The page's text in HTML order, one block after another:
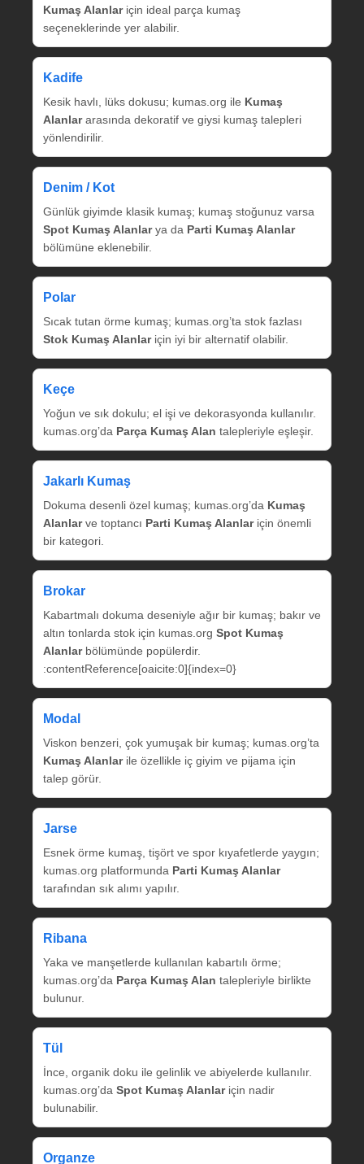
Kumaş Alanlariçin ideal parça kumaş
seçeneklerinde yer alabilir.
Kadife
Kesik havlı, lüks dokusu; kumas.org ile Kumaş
Alanlararasında dekoratif ve giysi kumaş talepleri
yönlendirilir.
Denim / Kot
Günlük giyimde klasik kumaş; kumaş stoğunuz varsa
Spot Kumaş Alanlarya da Parti Kumaş Alanlar
bölümüne eklenebilir.
Polar
Sıcak tutan örme kumaş; kumas.org’ta stok fazlası
Stok Kumaş Alanlariçin iyi bir alternatif olabilir.
Keçe
Yoğun ve sık dokulu; el işi ve dekorasyonda kullanılır.
kumas.org’da Parça Kumaş Alan talepleriyle eşleşir.
Jakarlı Kumaş
Dokuma desenli özel kumaş; kumas.org’da Kumaş
Alanlarve toptancı Parti Kumaş Alanlariçin önemli
bir kategori.
Brokar
Kabartmalı dokuma deseniyle ağır bir kumaş; bakır ve
altın tonlarda stok için kumas.org Spot Kumaş
Alanlarbölümünde popülerdir.
:contentReference[oaicite:0]{index=0}
Modal
Viskon benzeri, çok yumuşak bir kumaş; kumas.org’ta
Kumaş Alanlarile özellikle iç giyim ve pijama için
talep görür.
Jarse
Esnek örme kumaş, tişört ve spor kıyafetlerde yaygın;
kumas.org platformunda Parti Kumaş Alanlar
tarafından sık alımı yapılır.
Ribana
Yaka ve manşetlerde kullanılan kabartılı örme;
kumas.org’da Parça Kumaş Alan talepleriyle birlikte
bulunur.
Tül
İnce, organik doku ile gelinlik ve abiyelerde kullanılır.
kumas.org’da Spot Kumaş Alanlariçin nadir
bulunabilir.
Organze